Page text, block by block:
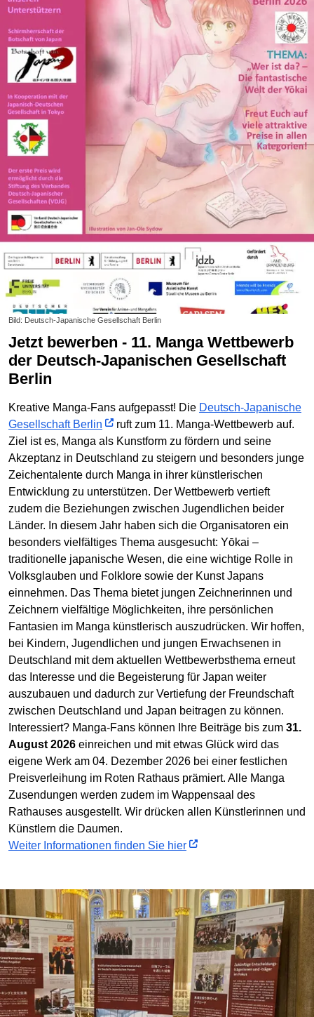
Bild: Deutsch-Japanische Gesellschaft Berlin
Jetzt bewerben - 11. Manga Wettbewerb
der Deutsch-Japanischen Gesellschaft
Berlin
Kreative Manga-Fans aufgepasst! Die Deutsch-Japanische
Gesellschaft Berlin
ruft zum 11. Manga-Wettbewerb auf.
Ziel ist es, Manga als Kunstform zu fördern und seine
Akzeptanz in Deutschland zu steigern und besonders junge
Zeichentalente durch Manga in ihrer künstlerischen
Entwicklung zu unterstützen. Der Wettbewerb vertieft
zudem die Beziehungen zwischen Jugendlichen beider
Länder. In diesem Jahr haben sich die Organisatoren ein
besonders vielfältiges Thema ausgesucht: Yōkai –
traditionelle japanische Wesen, die eine wichtige Rolle in
Volksglauben und Folklore sowie der Kunst Japans
einnehmen. Das Thema bietet jungen Zeichnerinnen und
Zeichnern vielfältige Möglichkeiten, ihre persönlichen
Fantasien im Manga künstlerisch auszudrücken. Wir hoffen,
bei Kindern, Jugendlichen und jungen Erwachsenen in
Deutschland mit dem aktuellen Wettbewerbsthema erneut
das Interesse und die Begeisterung für Japan weiter
auszubauen und dadurch zur Vertiefung der Freundschaft
zwischen Deutschland und Japan beitragen zu können.
Interessiert? Manga-Fans können Ihre Beiträge bis zum 31.
August 2026 einreichen und mit etwas Glück wird das
eigene Werk am 04. Dezember 2026 bei einer festlichen
Preisverleihung im Roten Rathaus prämiert. Alle Manga
Zusendungen werden zudem im Wappensaal des
Rathauses ausgestellt. Wir drücken allen Künstlerinnen und
Künstlern die Daumen.
Weiter Informationen finden Sie hier